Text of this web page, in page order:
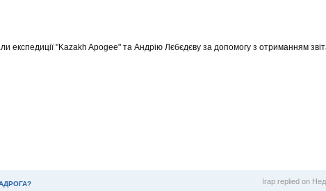
експедиції "Kazakh Apogee" та Андрію Лєбєдєву за допомогу з отриманням
Ігарreplied on